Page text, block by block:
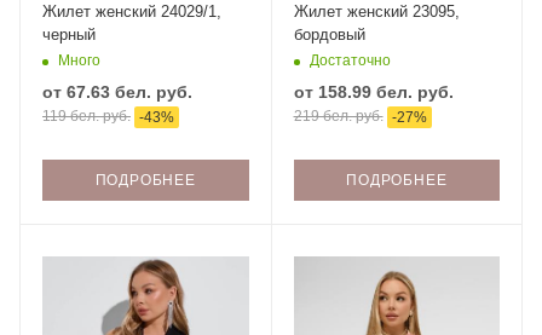
Жилет женский 24029/1,
черный
Много
от 67.63 бел. руб.
119 бел. руб. -43%
ПОДРОБНЕЕ
Жилет женский 23095,
бордовый
Достаточно
от 158.99 бел. руб.
219 бел. руб. -27%
ПОДРОБНЕЕ